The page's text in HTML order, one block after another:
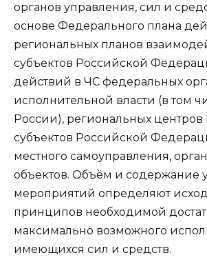
органов управления, сил и
основе Федерального плана
региональных планов
субъектов Российской
действий в ЧС федеральных
исполнительной власти (в том
России), региональных центров
субъектов Российской
местного самоуправления,
объектов. Объём и содержание
мероприятий определяют
принципов необходимой
максимально возможного
имеющихся сил и средств.